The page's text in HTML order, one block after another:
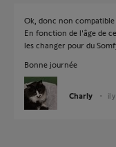
Ok, donc non compatible
En fonction de l'âge de
les changer pour du
Bonne journée
Charly il